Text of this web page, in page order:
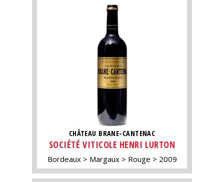
CHÂTEAU BRANE-CANTENAC
SOCIÉTÉ VITICOLE HENRI LURTON
Bordeaux Margaux Rouge 2009